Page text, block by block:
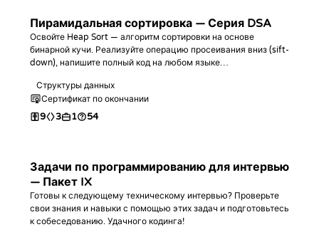
Пирамидальная сортировка — Серия DSA
Освойте Heap Sort — алгоритм сортировки на основе
бинарной кучи. Реализуйте операцию просеивания вниз (sift-
down), напишите полный код на любом языке
O(n log n) и пространственную O(1), а также закрепите
знания на практических задачах.
Структуры данных
Сертификат по окончании
9 3 1 54
Задачи по программированию для интервью
— Пакет IX
Готовы к следующему техническому интервью? Проверьте
свои знания и навыки с помощью этих задач и подготовьтесь
к собеседованию. Удачного кодинга!